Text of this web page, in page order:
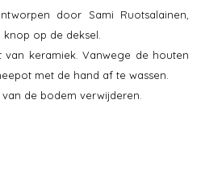
door Sami Ruotsalainen,
op de deksel.
keramiek. Vanwege de houten
met de hand af te wassen.
de bodem verwijderen.